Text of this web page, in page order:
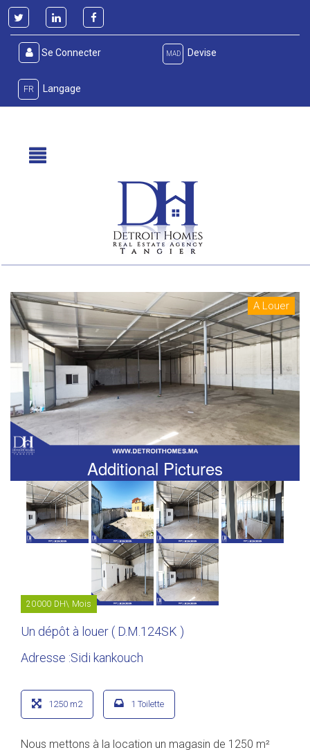
Se Connecter MAD Devise
FR Langage
A Louer
Additional Pictures
20000 DH\ Mois
Un dépôt à louer ( D.M.124SK )
Adresse :Sidi kankouch
1250 m2 1 Toilette
Nous mettons à la location un magasin de 1250 m²